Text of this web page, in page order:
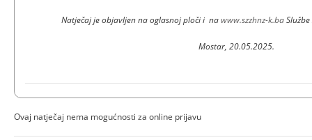
Natječaj je objavljen na oglasnoj ploči i nawww.szzhnz-k.ba
Mostar, 20.05.2025.
Ovaj natječaj nema mogućnosti za online prijavu